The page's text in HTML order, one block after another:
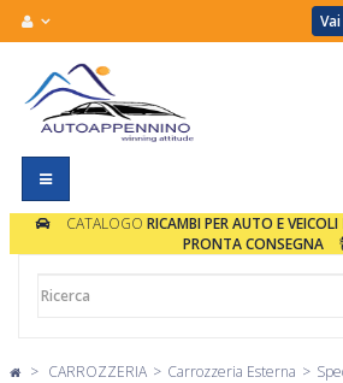
Navigazione
Toggle
CATALOGO RICAMBI PER AUTO E VEICOLI
PRONTA CONSEGNA
> CARROZZERIA > Carrozzeria Esterna >